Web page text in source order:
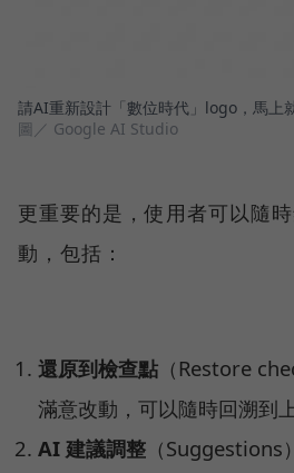
請AI重新設計「數位時代」logo，馬上
圖／ Google AI Studio
更重要的是，使用者可以隨
動，包括：
還原到檢查點 （Restore
滿意改動，可以隨時回溯到上
AI 建議調整 （